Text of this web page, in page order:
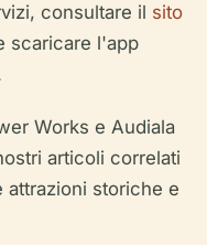
consultare il sito
scaricare l'app
Works e Audiala
articoli correlati
attrazioni storiche e